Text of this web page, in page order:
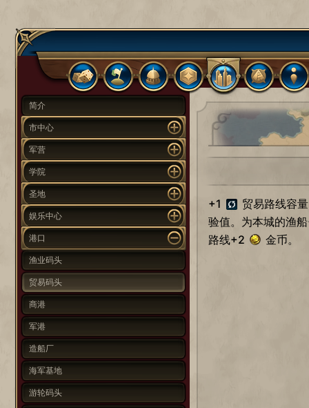
简介
市中心
军营
学院
圣地
娱乐中心
港口
渔业码头
贸易码头
商港
军港
造船厂
海军基地
游轮码头
+1
贸易路线容
验值。为本城的渔
路线+2
金币。